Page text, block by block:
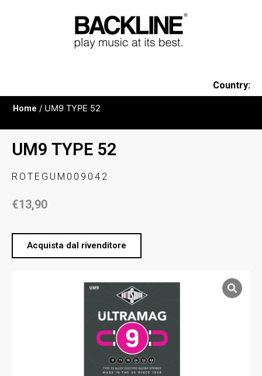
Country:
Home / UM9 TYPE 52
UM9 TYPE 52
ROTEGUM009042
€13,90
Acquista dal rivenditore